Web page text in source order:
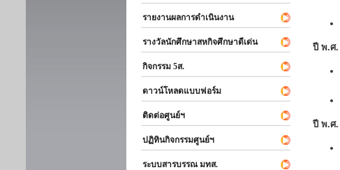
รายงานผลการดำเนินงาน
รางวัลนักศึกษาสหกิจศึกษาดีเด่น
กิจกรรม 5ส.
ดาวน์โหลดแบบฟอร์ม
ติดต่อศูนย์ฯ
ปฏิทินกิจกรรมศูนย์ฯ
ระบบสารบรรณ มทส.
ปี พ.ศ.
ปี พ.ศ.